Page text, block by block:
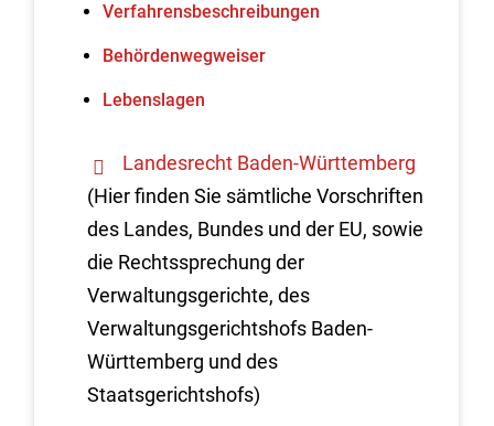
Verfahrens­beschreibungen
Behördenwegweiser
Lebenslagen
Landesrecht Baden-Württemberg
(Hier finden Sie sämtliche Vorschriften
des Landes, Bundes und der EU, sowie
die Rechtssprechung der
Verwaltungsgerichte, des
Verwaltungsgerichtshofs Baden-
Württemberg und des
Staatsgerichtshofs)